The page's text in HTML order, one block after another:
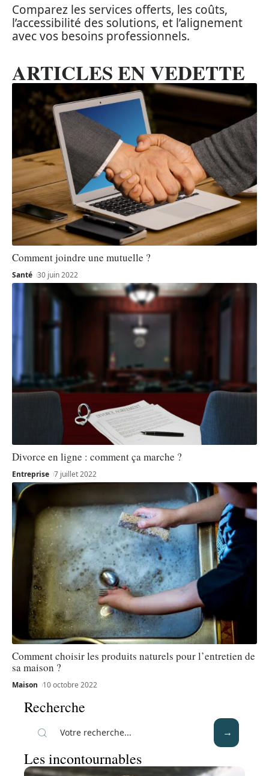
Comparez les services offerts, les coûts,
l’accessibilité des solutions, et l’alignement
avec vos besoins professionnels.
ARTICLES EN VEDETTE
Comment joindre une mutuelle ?
Santé 30 juin 2022
Divorce en ligne : comment ça marche ?
Entreprise 7 juillet 2022
Comment choisir les produits naturels pour l’entretien de
sa maison ?
Maison 10 octobre 2022
Recherche
Les incontournables